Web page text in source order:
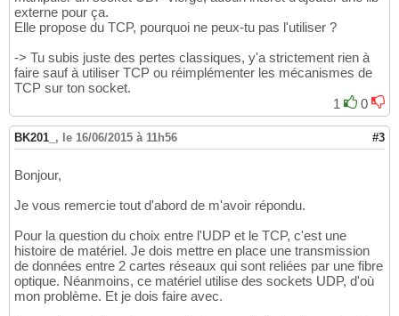
55
56
return 0
37
38
40
41
42
44
45
46
48
49
50
51
52
53
54
55
// Creation des buffers
		std::vector< std::complex<
/** Reception des donnees
		std::cout <<
// Le PC de reception est
while(remainingData) {
// Recuperation
for ( int
				data
// Arret de
if(i ==
externe pour ça.
Elle propose du TCP, pourquoi ne peux-tu pas l'utiliser ?
-> Tu subis juste des pertes classiques, y'a strictement rien à
faire sauf à utiliser TCP ou réimplémenter les mécanismes de
TCP sur ton socket.
1
0
BK201_ , le 16/06/2015 à 11h56 #3
Bonjour,
Je vous remercie tout d'abord de m'avoir répondu.
Pour la question du choix entre l'UDP et le TCP, c'est une
histoire de matériel. Je dois mettre en place une transmission
de données entre 2 cartes réseaux qui sont reliées par une fibre
optique. Néanmoins, ce matériel utilise des sockets UDP, d'où
mon problème. Et je dois faire avec.